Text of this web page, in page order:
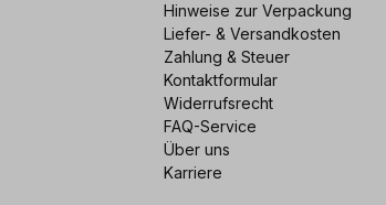
Hinweise zur Verpackung
Liefer- & Versandkosten
Zahlung & Steuer
Kontaktformular
Widerrufsrecht
FAQ-Service
Über uns
Karriere